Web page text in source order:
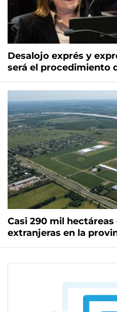
Desalojo exprés y
será el procedimiento
Casi 290 mil
extranjeras en la